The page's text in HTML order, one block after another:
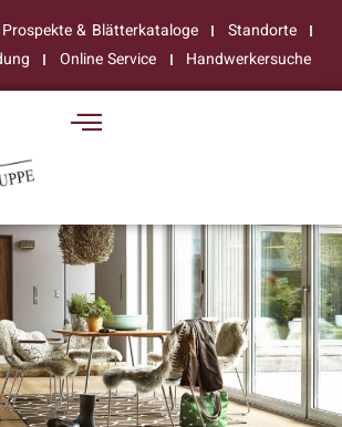
Prospekte & Blätterkataloge
Standorte
Online Service Handwerkersuche